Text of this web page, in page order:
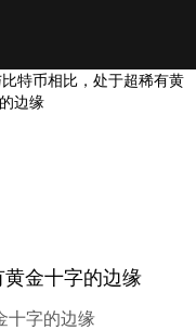
特币相比，处于超稀有黄
边缘
金十字的边缘
十字的边缘